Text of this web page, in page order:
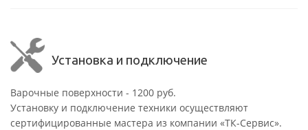
Установка и подключение
Варочные поверхности - 1200 руб.
Установку и подключение техники осуществляют
сертифицированные мастера из компании «ТК-Сервис».